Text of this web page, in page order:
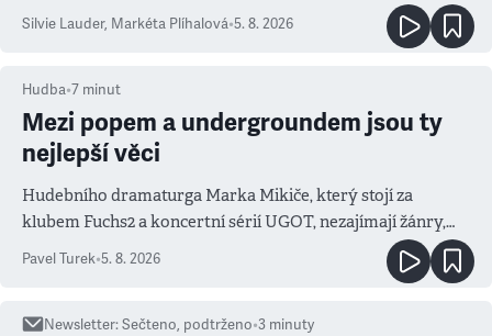
Silvie Lauder, Markéta Plíhalová•5. 8. 2026
Hudba•7 minut
Mezi popem a undergroundem jsou ty
nejlepší věci
Hudebního dramaturga Marka Mikiče, který stojí za
klubem Fuchs2 a koncertní sérií UGOT, nezajímají žánry,
ale atmosféra
Pavel Turek•5. 8. 2026
Newsletter:Sečteno, podtrženo•3 minuty